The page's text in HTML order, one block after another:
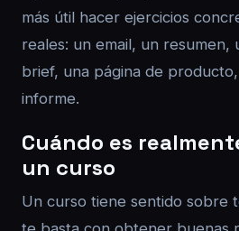
más útil hacer ejercicios
reales: un email, un resumen,
brief, una página de
informe.
Cuándo es
un curso
Un curso tiene sentido sobre